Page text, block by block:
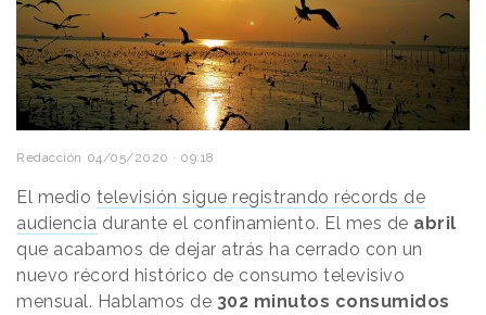
Redacción 04/05/2020 · 09:18
El medio televisión sigue registrando récords de
audiencia durante el confinamiento. El mes de abril
que acabamos de dejar atrás ha cerrado con un
nuevo récord histórico de consumo televisivo
mensual. Hablamos de 302 minutos consumidos